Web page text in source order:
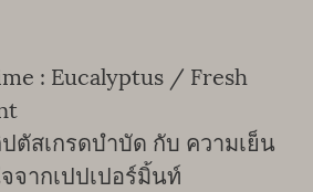
: Eucalyptus / Fresh
ตัสเกรดบำบัด กับ ความเย็น
จากเปปเปอร์มิ้นท์